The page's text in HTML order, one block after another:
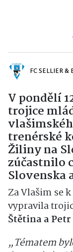
FC SELLIER &
V pondělí
trojice
trenérské
Žiliny na
zúčastnilo
Slovenska
Za Vlašim se
vypravila
Štětina a
„Tématem